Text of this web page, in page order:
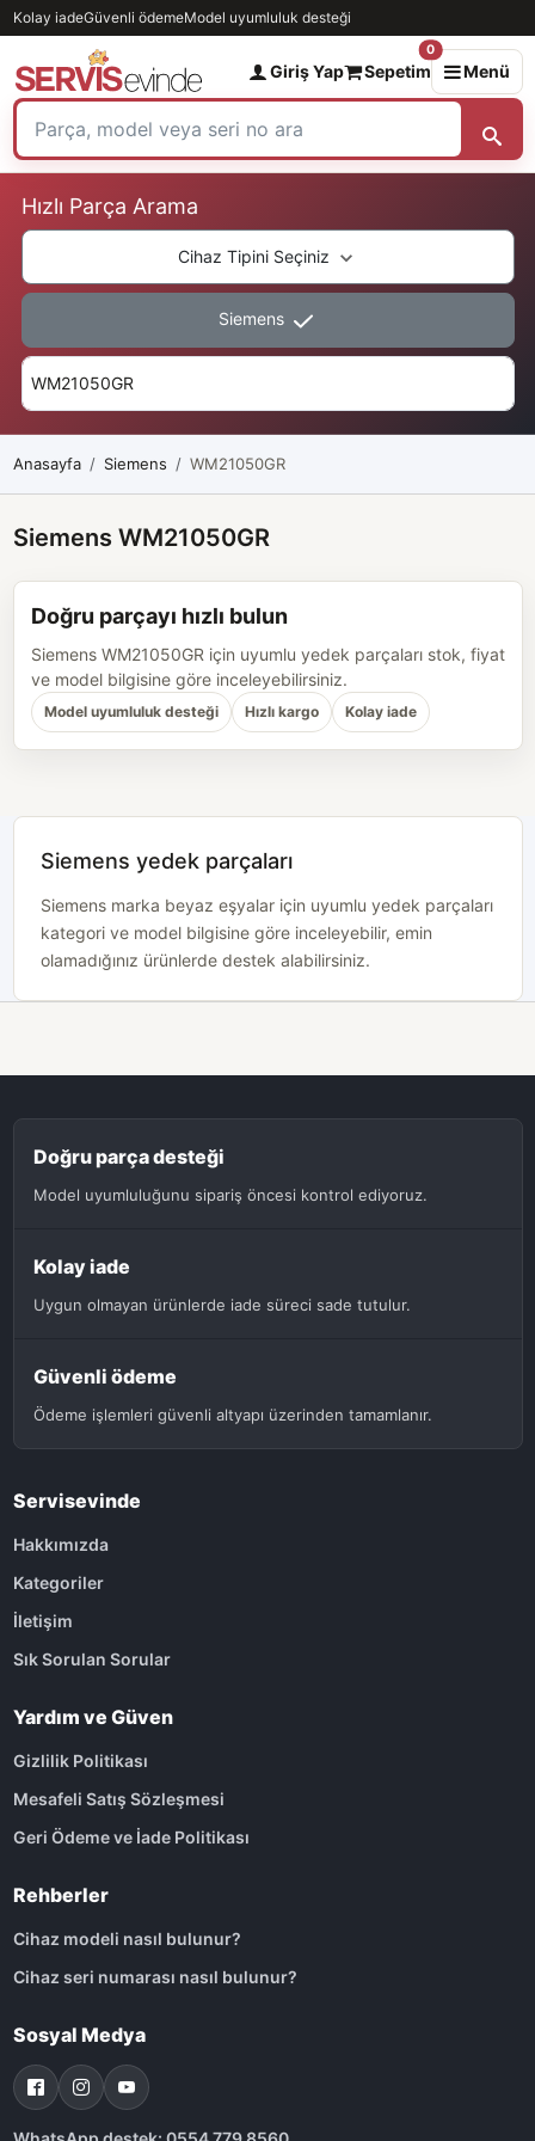
Kolay iadeGüvenli ödemeModel uyumluluk desteği
Giriş Yap Sepetim
0
Menü
Hızlı Parça Arama
Cihaz Tipini Seçiniz
Siemens
Anasayfa Siemens WM21050GR
Siemens WM21050GR
Doğru parçayı hızlı bulun
Siemens WM21050GR için uyumlu yedek parçaları stok, fiyat
ve model bilgisine göre inceleyebilirsiniz.
Model uyumluluk desteği Hızlı kargo Kolay iade
Siemens yedek parçaları
Siemens marka beyaz eşyalar için uyumlu yedek parçaları
kategori ve model bilgisine göre inceleyebilir, emin
olamadığınız ürünlerde destek alabilirsiniz.
Doğru parça desteği
Model uyumluluğunu sipariş öncesi kontrol ediyoruz.
Kolay iade
Uygun olmayan ürünlerde iade süreci sade tutulur.
Güvenli ödeme
Ödeme işlemleri güvenli altyapı üzerinden tamamlanır.
Servisevinde
Hakkımızda
Kategoriler
İletişim
Sık Sorulan Sorular
Yardım ve Güven
Gizlilik Politikası
Mesafeli Satış Sözleşmesi
Geri Ödeme ve İade Politikası
Rehberler
Cihaz modeli nasıl bulunur?
Cihaz seri numarası nasıl bulunur?
Sosyal Medya